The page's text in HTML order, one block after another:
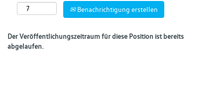
Benachrichtigung erstellen
Der Veröffentlichungszeitraum für diese Position ist bereits
abgelaufen.